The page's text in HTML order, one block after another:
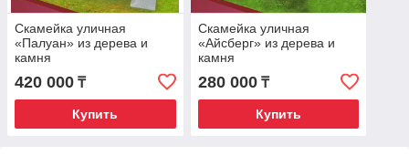
Скамейка уличная
«Палуан» из дерева и
камня
420 000 ₸
Купить
Скамейка уличная
«Айсберг» из дерева и
камня
280 000₸
Купить